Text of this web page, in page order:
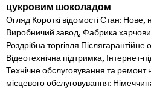
цукровим шоколадом
Огляд Короткі відомості Стан: Нове,
Виробничий завод, Фабрика
Роздрібна торгівля Післягарантійне
Відеотехнічна підтримка, Інтернет-
Технічне обслуговування та
місцевого обслуговування: